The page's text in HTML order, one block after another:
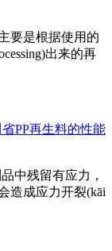
要是根据使用的
出来的再
省PP再生料的性能
中残留有应力，
造成应力开裂(kāi